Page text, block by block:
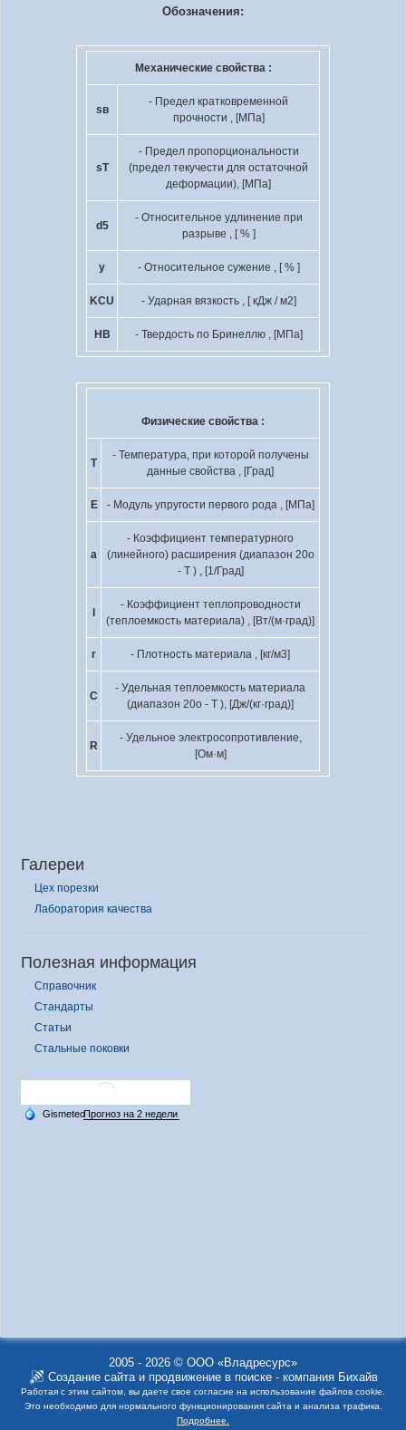
Обозначения:
Механические свойства :
sв
- Предел кратковременной
прочности , [МПа]
sT
- Предел пропорциональности
(предел текучести для остаточной
деформации), [МПа]
d5
- Относительное удлинение при
разрыве , [ % ]
y - Относительное сужение , [ % ]
KCU - Ударная вязкость , [ кДж / м2]
HB - Твердость по Бринеллю , [МПа]
Физические свойства :
T
- Температура, при которой получены
данные свойства , [Град]
E - Модуль упругости первого рода , [МПа]
a
- Коэффициент температурного
(линейного) расширения (диапазон 20o
- T ) , [1/Град]
l
- Коэффициент теплопроводности
(теплоемкость материала) , [Вт/(м·град)]
r - Плотность материала , [кг/м3]
C
- Удельная теплоемкость материала
(диапазон 20o - T ), [Дж/(кг·град)]
R
- Удельное электросопротивление,
[Ом·м]
Галереи
Цех порезки
Лаборатория качества
Полезная информация
Справочник
Стандарты
Статьи
Стальные поковки
2005 - 2026 © ООО «Владресурс»
Создание сайтаи продвижение в поиске- компания Бихайв
Работая с этим сайтом, вы даете свое согласие на использование файлов cookie.
Это необходимо для нормального функционирования сайта и анализа трафика.
Подробнее.